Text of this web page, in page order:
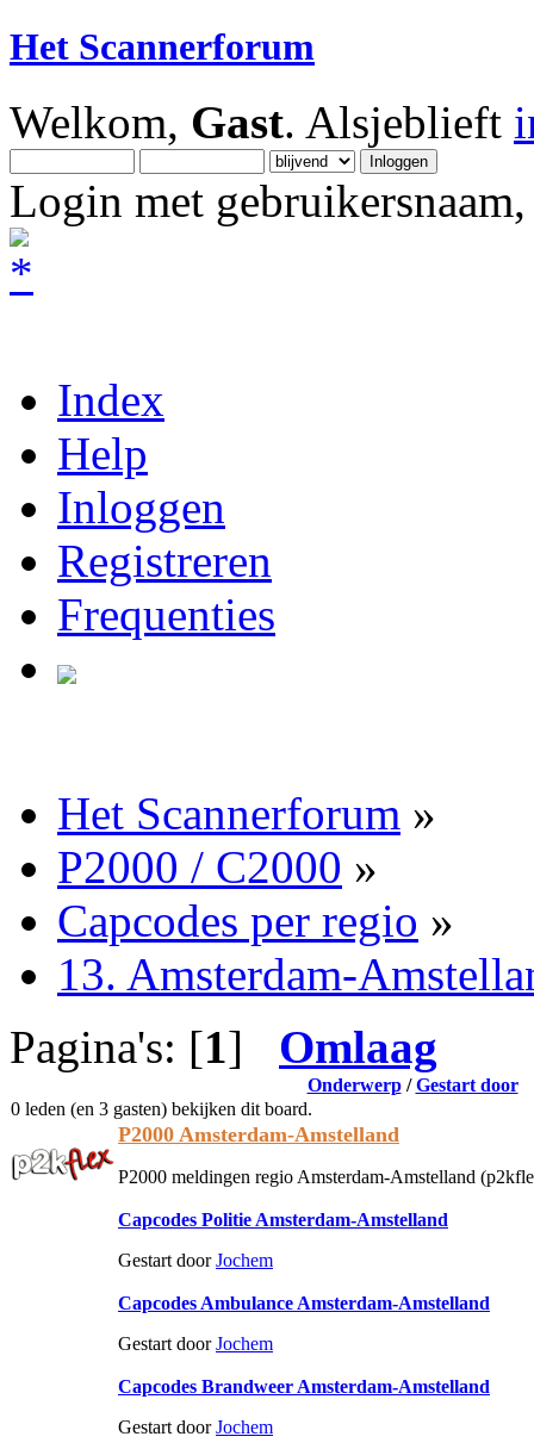
Het Scannerforum
Welkom, Gast. Alsjeblieft
Login met
Index
Help
Inloggen
Registreren
Frequenties
Het Scannerforum »
P2000 / C2000 »
Capcodes per regio »
13. Amsterdam-
Pagina's: [1] Omlaag
Onderwerp/Gestart door
0 leden (en 3 gasten) bekijken dit board.
P2000 Amsterdam-Amstelland
P2000 meldingen regio Amsterdam-Amstelland
Capcodes Politie Amsterdam-Amstelland
Gestart doorJochem
Capcodes Ambulance Amsterdam-Amstelland
Gestart doorJochem
Capcodes Brandweer Amsterdam-Amstelland
Gestart doorJochem